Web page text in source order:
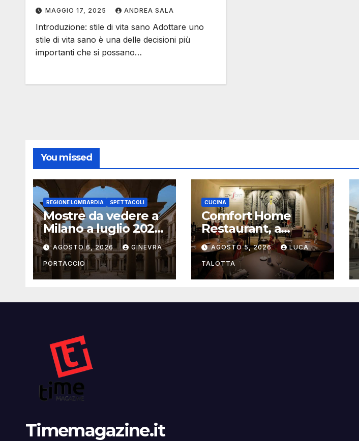
MAGGIO 17, 2025 ANDREA SALA
Introduzione: stile di vita sano Adottare uno
stile di vita sano è una delle decisioni più
importanti che si possano…
You missed
REGIONE LOMBARDIA SPETTACOLI
Mostre da vedere a
Milano a luglio 2026:
la guida aggiornata
AGOSTO 6, 2026 GINEVRA
PORTACCIO
CUCINA
Comfort Home
Restaurant, a
Bologna il ristorante
che trasforma
l’ospitalità in
un’esperienza di
AGOSTO 5, 2026 LUCA
TALOTTA
Timemagazine.it